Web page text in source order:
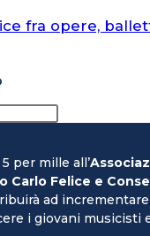
fra opere,
5 per mille all’
Carlo Felice e
ad
i giovani musicisti